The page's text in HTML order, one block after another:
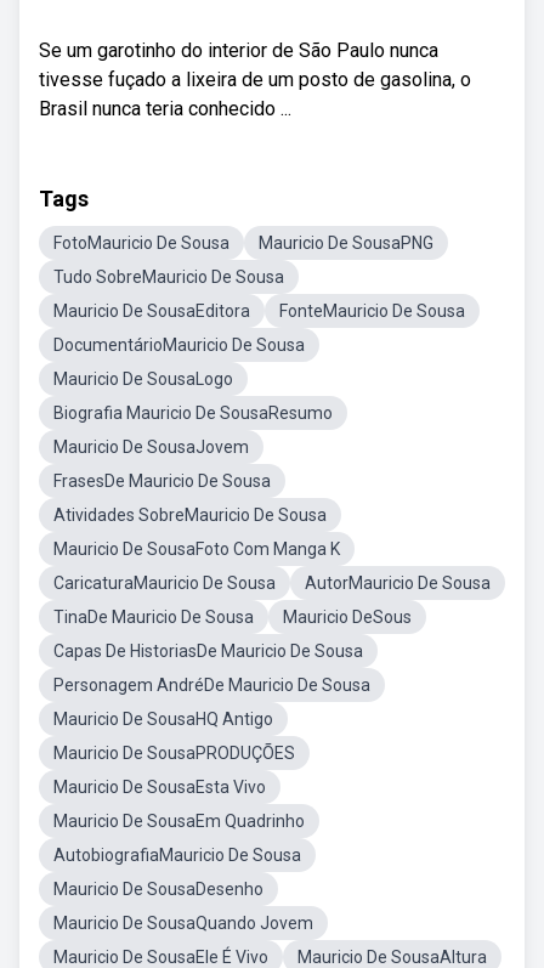
Se um garotinho do interior de São Paulo nunca
tivesse fuçado a lixeira de um posto de gasolina, o
Brasil nunca teria conhecido ...
Tags
FotoMauricio De Sousa
Mauricio De SousaPNG
Tudo SobreMauricio De Sousa
Mauricio De SousaEditora
FonteMauricio De Sousa
DocumentárioMauricio De Sousa
Mauricio De SousaLogo
Biografia Mauricio De SousaResumo
Mauricio De SousaJovem
FrasesDe Mauricio De Sousa
Atividades SobreMauricio De Sousa
Mauricio De SousaFoto Com Manga K
CaricaturaMauricio De Sousa
AutorMauricio De Sousa
TinaDe Mauricio De Sousa
Mauricio DeSous
Capas De HistoriasDe Mauricio De Sousa
Personagem AndréDe Mauricio De Sousa
Mauricio De SousaHQ Antigo
Mauricio De SousaPRODUÇÕES
Mauricio De SousaEsta Vivo
Mauricio De SousaEm Quadrinho
AutobiografiaMauricio De Sousa
Mauricio De SousaDesenho
Mauricio De SousaQuando Jovem
Mauricio De SousaEle É Vivo
Mauricio De SousaAltura